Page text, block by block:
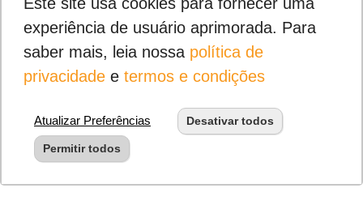
experiência de usuário aprimorada. Para
saber mais, leia nossa política de
privacidadee termos e condições
Atualizar Preferências Desativar todos
Permitir todos